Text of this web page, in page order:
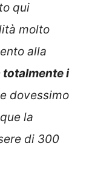
qui
molto
alla
totalmente i
dovessimo
la
di 300